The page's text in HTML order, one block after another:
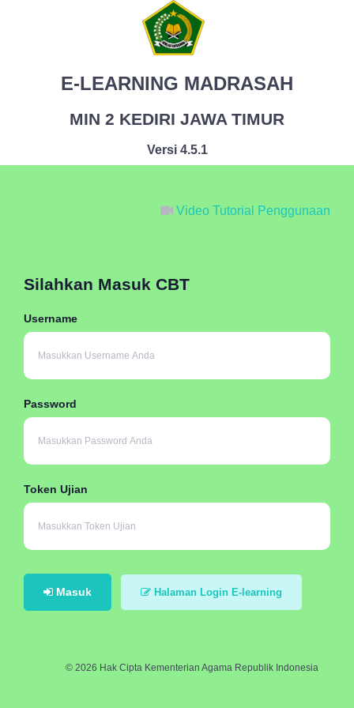
E-LEARNING MADRASAH
MIN 2 KEDIRI JAWA TIMUR
Versi 4.5.1
Video Tutorial Penggunaan
Silahkan Masuk CBT
Username
Password
Token Ujian
Masuk Halaman Login E-learning
© 2026 Hak Cipta Kementerian Agama Republik Indonesia